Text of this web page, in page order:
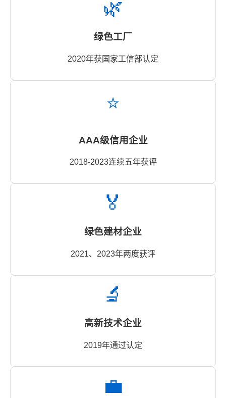
🌿
绿色工厂
2020年获国家工信部认定
⭐
AAA级信用企业
2018-2023连续五年获评
🏅
绿色建材企业
2021、2023年两度获评
🔬
高新技术企业
2019年通过认定
💼